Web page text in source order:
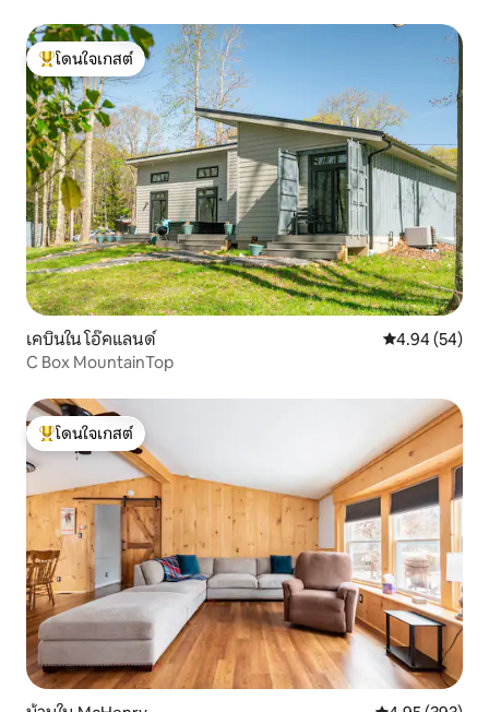
โดนใจเกสต์ที่สุด
โดนใจเกสต์
เคบินใน โอ๊คแลนด์ คะแนนเฉลี่ย
4.94 (54)
C Box MountainTop
โดนใจเกสต์ที่สุด
โดนใจเกสต์